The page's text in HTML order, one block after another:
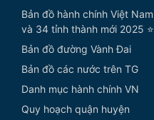
Bản đồ hành chính Việt Nam
và 34 tỉnh thành mới 2025 ⭐
Bản đồ đường Vành Đai
Bản đồ các nước trên TG
Danh mục hành chính VN
Quy hoạch quận huyện